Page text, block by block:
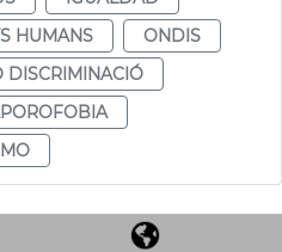
HUMANS
ONDIS
DISCRIMINACIÓ